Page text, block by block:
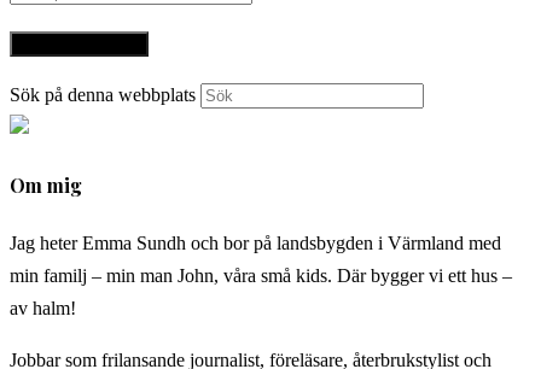
Sök på denna webbplats
Om mig
Jag heter Emma Sundh och bor på landsbygden i Värmland med
min familj – min man John, våra små kids. Där bygger vi ett hus –
av halm!
Jobbar som frilansande journalist, föreläsare, återbrukstylist och